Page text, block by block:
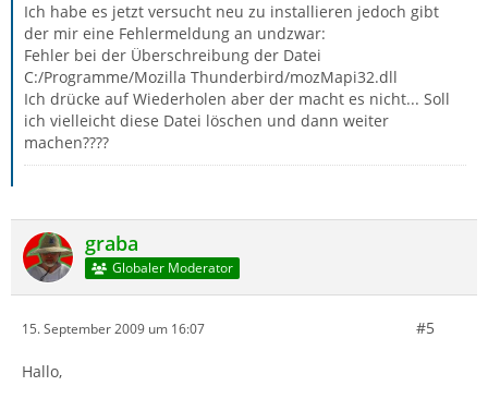
Ich habe es jetzt versucht neu zu installieren jedoch gibt
der mir eine Fehlermeldung an undzwar:
Fehler bei der Überschreibung der Datei
C:/Programme/Mozilla Thunderbird/mozMapi32.dll
Ich drücke auf Wiederholen aber der macht es nicht... Soll
ich vielleicht diese Datei löschen und dann weiter
machen????
graba
Globaler Moderator
15. September 2009 um 16:07 #5
Hallo,